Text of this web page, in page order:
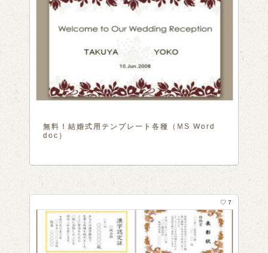
無料！結婚式用テンプレート各種（MS Word
doc）
♡ 7